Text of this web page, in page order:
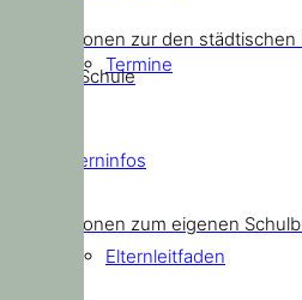
Termine
Elterninfos
Elternleitfaden
Informationen zur den
unserer Schule
Informationen zum eigenen